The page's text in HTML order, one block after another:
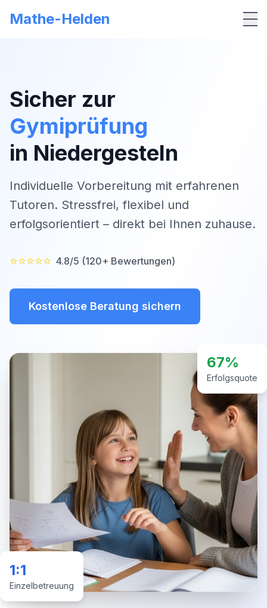
Mathe-Helden
Sicher zur
Gymiprüfung
in Niedergesteln
Individuelle Vorbereitung mit erfahrenen
Tutoren. Stressfrei, flexibel und
erfolgsorientiert – direkt bei Ihnen zuhause.
⭐⭐⭐⭐⭐ 4.8/5 (120+ Bewertungen)
Kostenlose Beratung sichern
67%
Erfolgsquote
1:1
Einzelbetreuung